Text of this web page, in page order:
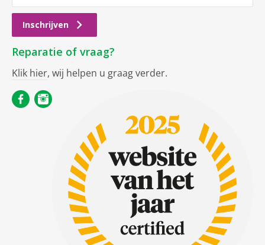
Inschrijven
Reparatie of vraag?
Klik hier, wij helpen u graag verder.